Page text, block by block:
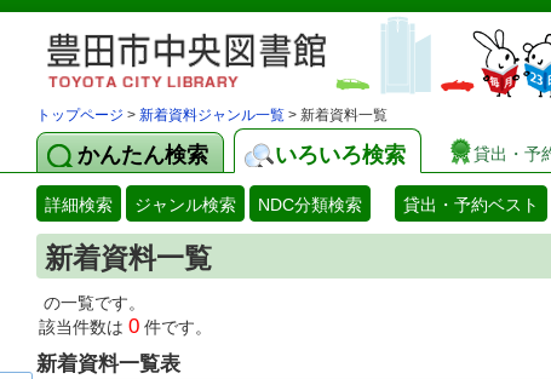
トップページ > 新着資料ジャンル一覧 > 新着資料一覧
かんたん検索 いろいろ検索 貸出・予
詳細検索 ジャンル検索 NDC分類検索 貸出・予約ベスト
新着資料一覧
の一覧です。
該当件数は 0 件です。
新着資料一覧表